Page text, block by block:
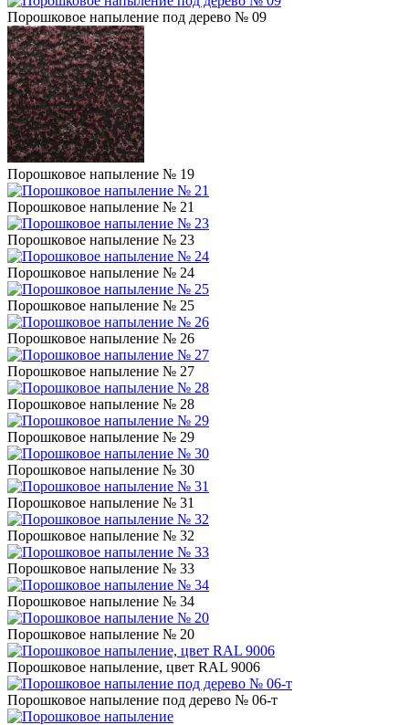
Порошковое напыление под дерево № 09
Порошковое напыление № 19
Порошковое напыление № 21
Порошковое напыление № 23
Порошковое напыление № 24
Порошковое напыление № 25
Порошковое напыление № 26
Порошковое напыление № 27
Порошковое напыление № 28
Порошковое напыление № 29
Порошковое напыление № 30
Порошковое напыление № 31
Порошковое напыление № 32
Порошковое напыление № 33
Порошковое напыление № 34
Порошковое напыление № 20
Порошковое напыление, цвет RAL 9006
Порошковое напыление под дерево № 06-т